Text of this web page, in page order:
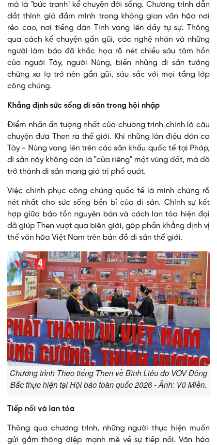
mà là "bức tranh" kể chuyện đời sống. Chương trình dẫn
dắt thính giả đắm mình trong không gian văn hóa nơi
rẻo cao, nơi tiếng đàn Tính vang lên đầy tự sự. Thông
qua cách kể chuyện gần gũi, các nghệ nhân và những
người làm báo đã khắc họa rõ nét chiều sâu tâm hồn
của người Tày, người Nùng, biến những di sản tưởng
chừng xa lạ trở nên gần gũi, sâu sắc với mọi tầng lớp
công chúng.
Khẳng định sức sống di sản trong hội nhập
Điểm nhấn ấn tượng nhất của chương trình chính là câu
chuyện đưa Then ra thế giới. Khi những làn điệu dân ca
Tày - Nùng vang lên trên các sân khấu quốc tế tại Pháp,
di sản này không còn là "của riêng" một vùng đất, mà đã
trở thành di sản mang giá trị phổ quát.
Việc chinh phục công chúng quốc tế là minh chứng rõ
nét nhất cho sức sống bền bỉ của di sản. Chính sự kết
hợp giữa bảo tồn nguyên bản và cách lan tỏa hiện đại
đã giúp Then vượt qua biên giới, góp phần khẳng định vị
thế văn hóa Việt Nam trên bản đồ di sản thế giới.
Chương trình Theo tiếng Then về Bình Liêu do VOV Đông
Bắc thực hiện tại Hội báo toàn quốc 2026 - Ảnh: Vũ Miền.
Tiếp nối và lan tỏa
Thông qua chương trình, những người thực hiện muốn
gửi gắm thông điệp mạnh mẽ về sự tiếp nối. Văn hóa